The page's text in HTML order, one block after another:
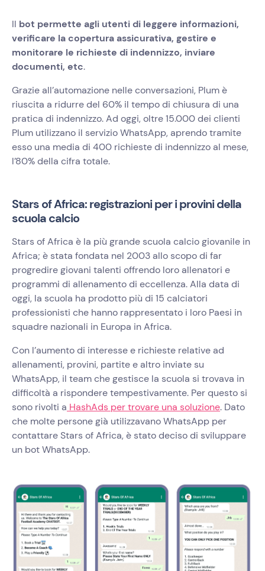
Il bot permette agli utenti di leggere informazioni,
verificare la copertura assicurativa, gestire e
monitorare le richieste di indennizzo, inviare
documenti, etc.
Grazie all’automazione nelle conversazioni, Plum è
riuscita a ridurre del 60% il tempo di chiusura di una
pratica di indennizzo. Ad oggi, oltre 15.000 dei clienti
Plum utilizzano il servizio WhatsApp, aprendo tramite
esso una media di 400 richieste di indennizzo al mese,
l’80% della cifra totale.
Stars of Africa: registrazioni per i provini della
scuola calcio
Stars of Africa è la più grande scuola calcio giovanile in
Africa; è stata fondata nel 2003 allo scopo di far
progredire giovani talenti offrendo loro allenatori e
programmi di allenamento di eccellenza. Alla data di
oggi, la scuola ha prodotto più di 15 calciatori
professionisti che hanno rappresentato i loro Paesi in
squadre nazionali in Europa in Africa.
Con l’aumento di interesse e richieste relative ad
allenamenti, provini, partite e altro inviate su
WhatsApp, il team che gestisce la scuola si trovava in
difficoltà a rispondere tempestivamente. Per questo si
sono rivolti a HashAds per trovare una soluzione. Dato
che molte persone già utilizzavano WhatsApp per
contattare Stars of Africa, è stato deciso di sviluppare
un bot WhatsApp.